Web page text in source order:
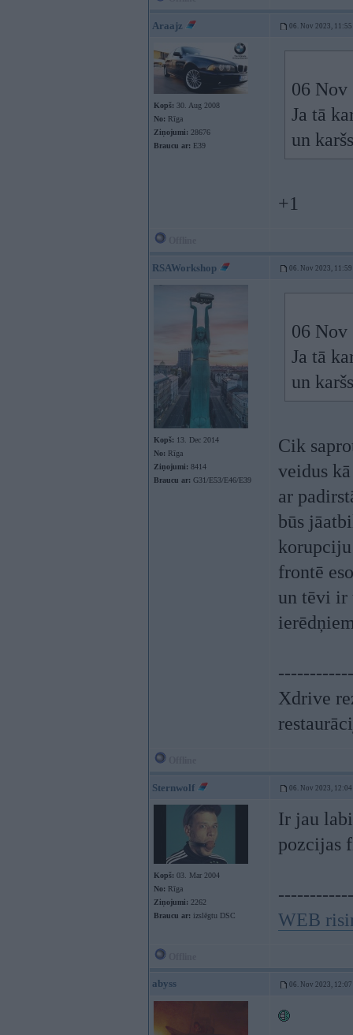
Araajz 06. Nov 2023, 11:55
Kopš: 30. Aug 2008
No: Rīga
Ziņojumi: 28676
Braucu ar: E39
06
Ja tā
un
+1
RSAWorkshop 06. Nov 2023, 11:59
Kopš: 13. Dec 2014
No: Rīga
Ziņojumi: 8414
Braucu ar: G31/E53/E46/E39
06
Ja tā
un
Cik
veidus
ar
būs
korupciju
frontē
un tēvi ir
Xdrive
Sternwolf 06. Nov 2023, 12:04
Kopš: 03. Mar 2004
No: Rīga
Ziņojumi: 2262
Braucu ar: izslēgtu DSC
Ir jau
pozcijas
WEB
abyss 06. Nov 2023, 12:07